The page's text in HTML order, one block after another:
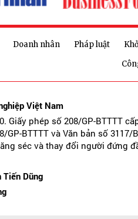
Doanh nhân Pháp luật
Việt Nam
Giấy phép số 208/GP-BTTTT
BTTTT và Văn bản số 3117/
séc và thay đổi người đứng
Tiến Dũng